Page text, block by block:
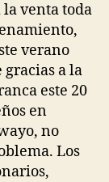
venta toda
verano
a la
este 20
en
no
Los